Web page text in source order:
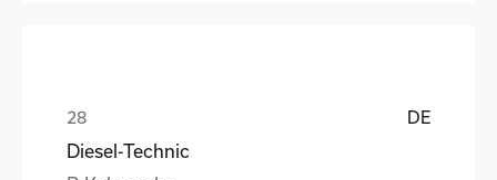
DE
Diesel-Technic